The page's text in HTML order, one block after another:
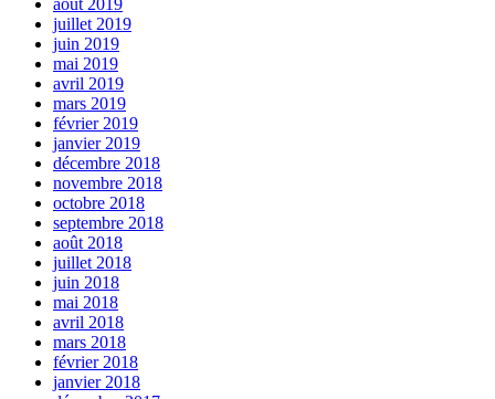
août 2019
juillet 2019
juin 2019
mai 2019
avril 2019
mars 2019
février 2019
janvier 2019
décembre 2018
novembre 2018
octobre 2018
septembre 2018
août 2018
juillet 2018
juin 2018
mai 2018
avril 2018
mars 2018
février 2018
janvier 2018